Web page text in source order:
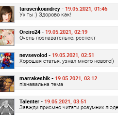
tarasenkoandrey - 19.05.2021, 01:46
Ух ты :) Здорово как!
Oreiro24 - 19.05.2021, 02:19
Очень познавательно, респект
nevsevolod - 19.05.2021, 02:51
Хорошая статья, узнал много нового!)
marrakeshik - 19.05.2021, 03:12
пізнавальна тема
Talenter - 19.05.2021, 03:51
Завжди приємно читати розумних